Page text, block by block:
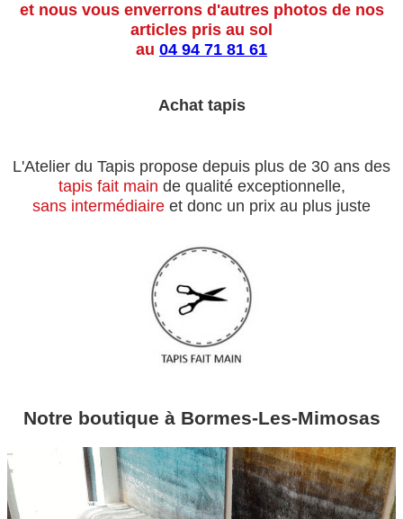
et nous vous enverrons d'autres photos de nos
articles pris au sol
au 04 94 71 81 61
Achat tapis
L'Atelier du Tapis propose depuis plus de 30 ans des
tapis fait main de qualité exceptionnelle,
sans intermédiaire et donc un prix au plus juste
Notre boutique à Bormes-Les-Mimosas